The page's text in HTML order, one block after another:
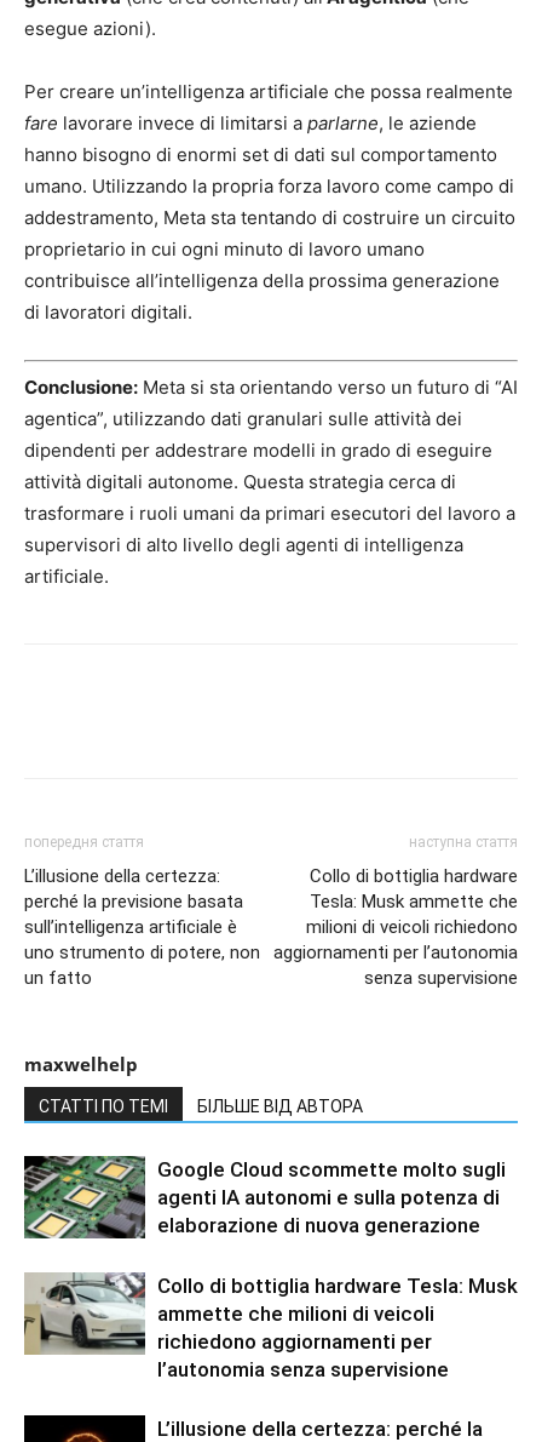
esegue azioni).
Per creare un’intelligenza artificiale che possa realmente
fare lavorare invece di limitarsi a parlarne, le aziende
hanno bisogno di enormi set di dati sul comportamento
umano. Utilizzando la propria forza lavoro come campo di
addestramento, Meta sta tentando di costruire un circuito
proprietario in cui ogni minuto di lavoro umano
contribuisce all’intelligenza della prossima generazione
di lavoratori digitali.
Conclusione: Meta si sta orientando verso un futuro di “AI
agentica”, utilizzando dati granulari sulle attività dei
dipendenti per addestrare modelli in grado di eseguire
attività digitali autonome. Questa strategia cerca di
trasformare i ruoli umani da primari esecutori del lavoro a
supervisori di alto livello degli agenti di intelligenza
artificiale.
попередня стаття
L’illusione della certezza:
perché la previsione basata
sull’intelligenza artificiale è
uno strumento di potere, non
un fatto
наступна стаття
Collo di bottiglia hardware
Tesla: Musk ammette che
milioni di veicoli richiedono
aggiornamenti per l’autonomia
senza supervisione
maxwelhelp
СТАТТІ ПО ТЕМІ БІЛЬШЕ ВІД АВТОРА
Google Cloud scommette molto sugli
agenti IA autonomi e sulla potenza di
elaborazione di nuova generazione
Collo di bottiglia hardware Tesla: Musk
ammette che milioni di veicoli
richiedono aggiornamenti per
l’autonomia senza supervisione
L’illusione della certezza: perché la